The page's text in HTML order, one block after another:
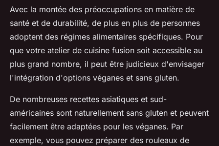
Avec la montée des préoccupations en matière de
santé et de durabilité, de plus en plus de personnes
adoptent des régimes alimentaires spécifiques. Pour
que votre atelier de cuisine fusion soit accessible au
plus grand nombre, il peut être judicieux d'envisager
l'intégration d'options véganes et sans gluten.
De nombreuses recettes asiatiques et sud-
américaines sont naturellement sans gluten et peuvent
facilement être adaptées pour les véganes. Par
exemple, vous pouvez préparer des rouleaux de